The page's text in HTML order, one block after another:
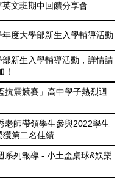
英文班期中回饋分享會
年度大學部新生入學輔導活動
新生入學輔導活動，詳情請
！
抗震競賽」高中學子熱烈迴
老師帶領學生參與2022學生
獲第二名佳績
系列報導 - 小土盃桌球&娛樂